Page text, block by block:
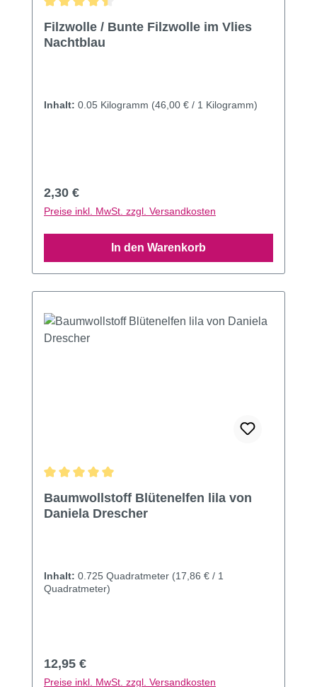
Filzwolle / Bunte Filzwolle im Vlies
Nachtblau
Inhalt: 0.05 Kilogramm (46,00 € / 1 Kilogramm)
Regulärer Preis:
2,30 €
Preise inkl. MwSt. zzgl. Versandkosten
In den Warenkorb
Baumwollstoff Blütenelfen lila von
Daniela Drescher
Inhalt: 0.725 Quadratmeter (17,86 € / 1
Quadratmeter)
Regulärer Preis:
12,95 €
Preise inkl. MwSt. zzgl. Versandkosten